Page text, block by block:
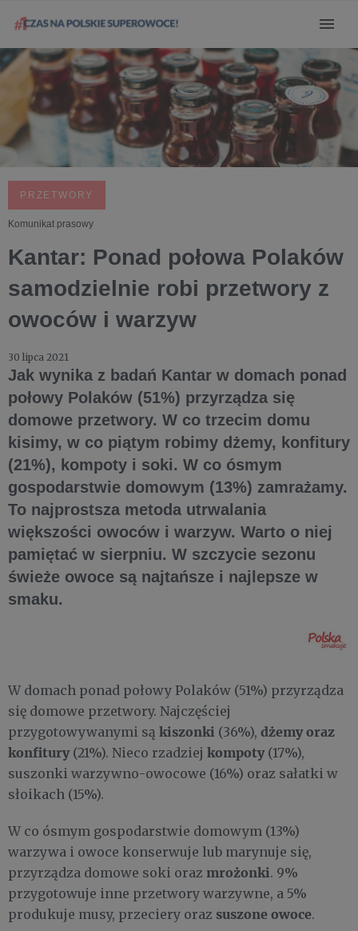
PRZETWORY
Komunikat prasowy
Kantar: Ponad połowa Polaków
samodzielnie robi przetwory z
owoców i warzyw
30 lipca 2021
Jak wynika z badań Kantar w domach ponad
połowy Polaków (51%) przyrządza się
domowe przetwory. W co trzecim domu
kisimy, w co piątym robimy dżemy, konfitury
(21%), kompoty i soki. W co ósmym
gospodarstwie domowym (13%) zamrażamy.
To najprostsza metoda utrwalania
większości owoców i warzyw. Warto o niej
pamiętać w sierpniu. W szczycie sezonu
świeże owoce są najtańsze i najlepsze w
smaku.
W domach ponad połowy Polaków (51%) przyrządza
się domowe przetwory. Najczęściej
przygotowywanymi są kiszonki (36%), dżemy oraz
konfitury(21%). Nieco rzadziej kompoty (17%),
suszonki warzywno-owocowe (16%) oraz sałatki w
słoikach (15%).
W co ósmym gospodarstwie domowym (13%)
warzywa i owoce konserwuje lub marynuje się,
przyrządza domowe soki oraz mrożonki. 9%
przygotowuje inne przetwory warzywne, a 5%
produkuje musy, przeciery oraz suszone owoce.